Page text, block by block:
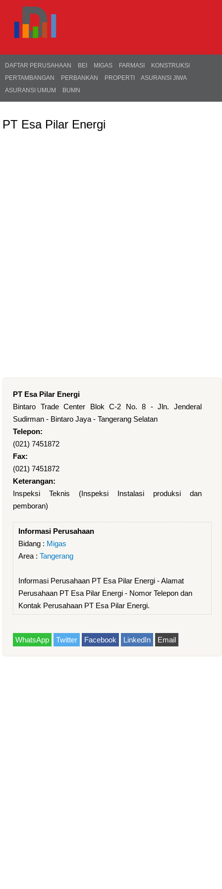
DAFTAR PERUSAHAAN BEI MIGAS FARMASI
KONSTRUKSI
PERTAMBANGAN
PERBANKAN PROPERTI
ASURANSI JIWA
ASURANSI UMUM
BUMN
PT Esa Pilar Energi
PT Esa Pilar Energi
Bintaro Trade Center Blok C-2 No. 8 - Jln. Jenderal
Sudirman - Bintaro Jaya - Tangerang Selatan
Telepon:
(021) 7451872
Fax:
(021) 7451872
Keterangan:
Inspeksi Teknis (Inspeksi Instalasi produksi dan
pemboran)
Informasi Perusahaan
Bidang : Migas
Area : Tangerang
Informasi Perusahaan PT Esa Pilar Energi - Alamat
Perusahaan PT Esa Pilar Energi - Nomor Telepon dan
Kontak Perusahaan PT Esa Pilar Energi.
WhatsApp Twitter Facebook LinkedIn Email